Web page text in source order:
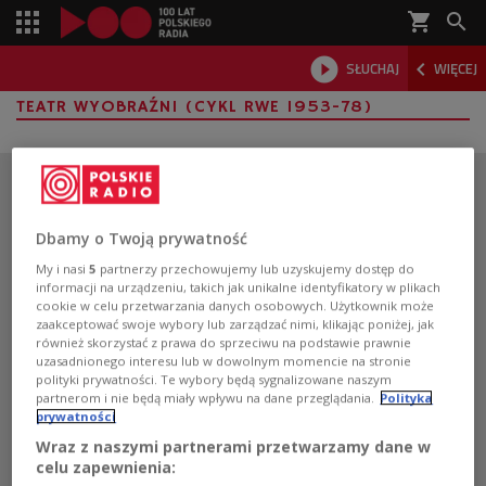
shopping_cart 
 SŁUCHAJ  WIĘCEJ

TEATR WYOBRAŹNI (CYKL RWE 1953-78)
Pobierz aplikację Polskie Radio
Dbamy o Twoją prywatność
My i nasi5 partnerzy przechowujemy lub uzyskujemy dostęp do
informacji na urządzeniu, takich jak unikalne identyfikatory w plikach
cookie w celu przetwarzania danych osobowych. Użytkownik może
zaakceptować swoje wybory lub zarządzać nimi, klikając poniżej, jak
również skorzystać z prawa do sprzeciwu na podstawie prawnie
uzasadnionego interesu lub w dowolnym momencie na stronie
polityki prywatności. Te wybory będą sygnalizowane naszym
partnerom i nie będą miały wpływu na dane przeglądania. Polityka
prywatności
Wraz z naszymi partnerami przetwarzamy dane w
celu zapewnienia: